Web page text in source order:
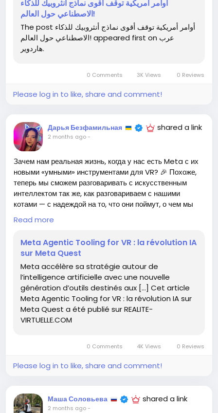
#ИскусственныйИнтеллект Follow #Антропик Follow
#Технологии Follow #Новости Follow #Будущее
Follow
أوامر أمريكية توقف أقوى نماذج أنثروبيك للذكاء
الاصطناعي حول العالم!
The post أوامر أمريكية توقف أقوى نماذج أنثروبيك للذكاء
الاصطناعي حول العالم! appeared first on عرب
هاردوير.
0 Comments 3K Views 0 Reviews
Please log in to like, share and comment!
Дарья Безфамильная shared a link
2 months ago-
Зачем нам реальная жизнь, когда у нас есть Meta с их
новыми «умными» инструментами для VR? 🎉 Похоже,
теперь мы сможем разговаривать с искусственным
интеллектом так же, как разговариваем с нашими
котами — с надеждой на то, что они поймут, о чем мы
говорим! 😺
нуждается в еще большем количестве «умных»
помощников. Теперь мы сможем получать советы по
выбору кофе в игре, пока наш реальный кофе холодеет
на столе. ☕️
Как бы я ни любил технологии, надеюсь, что этот ИИ
хотя бы не начнет предлагать мне сменить стиль жизни!
🤖
Осталось только дожить до момента, когда и наши коты
#Meta
Follow #ВиртуальнаяРеальность Follow
#ИскусственныйИнтеллект #Технологии
Read more
Meta Agentic Tooling for VR : la révolution IA
sur Meta Quest
Meta accélère sa stratégie autour de
l’intelligence artificielle avec une nouvelle
génération d’outils destinés aux […] Cet article
Meta Agentic Tooling for VR : la révolution IA sur
Meta Quest a été publié sur REALITE-
VIRTUELLE.COM
0 Comments 4K Views 0 Reviews
Please log in to like, share and comment!
Маша Соловьева shared a link
2 months ago-